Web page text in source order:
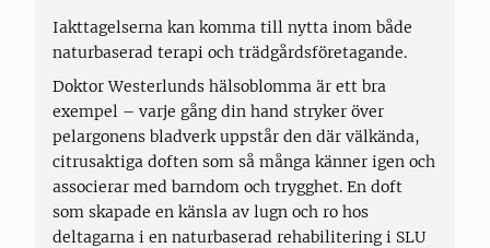
Iakttagelserna kan komma till nytta inom både
naturbaserad terapi och trädgårdsföretagande.
Doktor Westerlunds hälsoblomma är ett bra
exempel – varje gång din hand stryker över
pelargonens bladverk uppstår den där välkända,
citrusaktiga doften som så många känner igen och
associerar med barndom och trygghet. En doft
som skapade en känsla av lugn och ro hos
deltagarna i en naturbaserad rehabilitering i SLU